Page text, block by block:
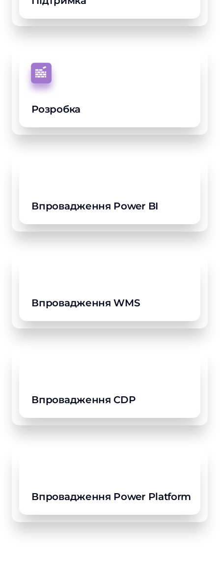
Розробка
Впровадження Power BI
Впровадження WMS
Впровадження CDP
Впровадження Power Platform